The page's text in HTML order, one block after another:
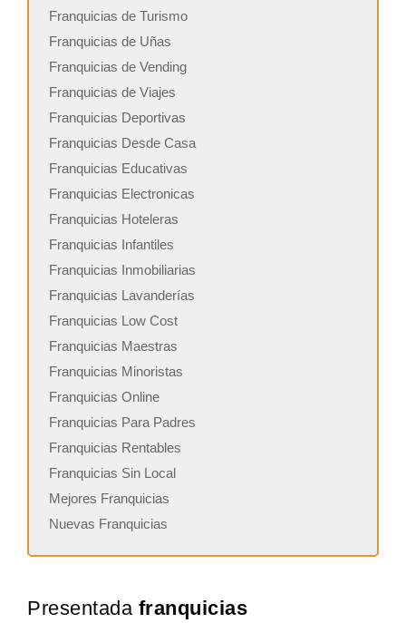
Franquicias de Turismo
Franquicias de Uñas
Franquicias de Vending
Franquicias de Viajes
Franquicias Deportivas
Franquicias Desde Casa
Franquicias Educativas
Franquicias Electronicas
Franquicias Hoteleras
Franquicias Infantiles
Franquicias Inmobiliarias
Franquicias Lavanderías
Franquicias Low Cost
Franquicias Maestras
Franquicias Minoristas
Franquicias Online
Franquicias Para Padres
Franquicias Rentables
Franquicias Sin Local
Mejores Franquicias
Nuevas Franquicias
Presentada franquicias